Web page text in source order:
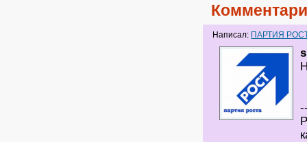
Написал: ПАРТИЯ